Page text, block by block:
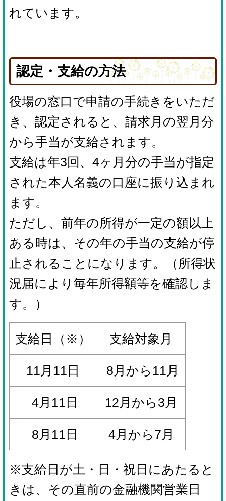
れています。
認定・支給の方法
役場の窓口で申請の手続きをいただ
き、認定されると、請求月の翌月分
から手当が支給されます。
支給は年3回、4ヶ月分の手当が指定
された本人名義の口座に振り込まれ
ます。
ただし、前年の所得が一定の額以上
ある時は、その年の手当の支給が停
止されることになります。（所得状
況届により毎年所得額等を確認しま
す。）
支給日（※） 支給対象月
11月11日 8月から11月
4月11日 12月から3月
8月11日 4月から7月
※支給日が土・日・祝日にあたると
きは、その直前の金融機関営業日